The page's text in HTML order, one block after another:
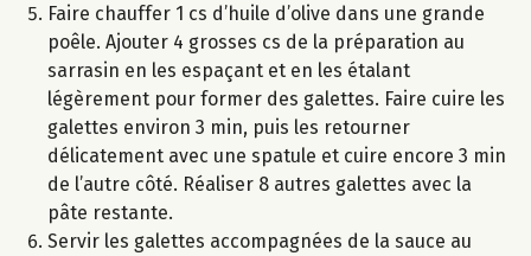
Faire chauffer 1 cs d’huile d’olive dans une grande
poêle. Ajouter 4 grosses cs de la préparation au
sarrasin en les espaçant et en les étalant
légèrement pour former des galettes. Faire cuire les
galettes environ 3 min, puis les retourner
délicatement avec une spatule et cuire encore 3 min
de l’autre côté. Réaliser 8 autres galettes avec la
pâte restante.
Servir les galettes accompagnées de la sauce au